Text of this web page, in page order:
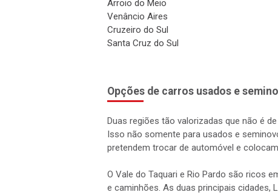
Arroio do Meio
Venâncio Aires
Cruzeiro do Sul
Santa Cruz do Sul
Opções de carros usados e
Duas regiões tão valorizadas que não é
Isso não somente para usados e
pretendem trocar de automóvel e
O Vale do Taquari e Rio Pardo são ricos
e caminhões. As duas principais cidades,